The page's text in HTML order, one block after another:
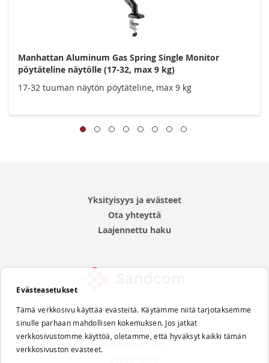
Manhattan Aluminum Gas Spring Single Monitor
pöytäteline näytölle (17-32, max 9 kg)
17-32 tuuman näytön pöytäteline, max 9 kg
Sandcom Oy
Yksityisyys ja evästeet
Ota yhteyttä
Laajennettu haku
Evästeasetukset
Tämä verkkosivu käyttää evästeitä. Käytämme niitä tarjotaksemme
sinulle parhaan mahdollisen kokemuksen. Jos jatkat
verkkosivustomme käyttöä, oletamme, että hyväksyt kaikki tämän
verkkosivuston evästeet.